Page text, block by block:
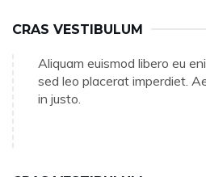
CRAS VESTIBULUM
Aliquam euismod libero eu
sed leo placerat imperdiet.
in justo.